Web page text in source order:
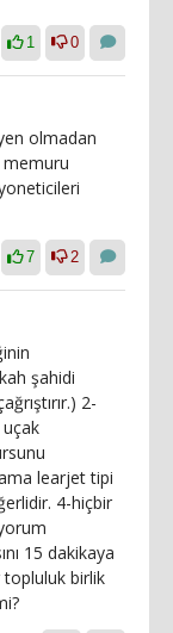
1 0
olmadan
7 2
şahidi
2-
learjet tipi
4-hiçbir
15 dakikaya
birlik